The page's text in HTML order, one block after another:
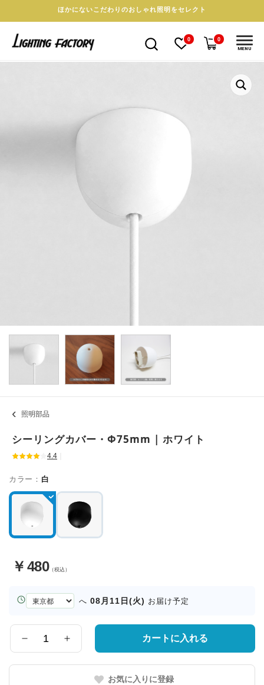
ほかにないこだわりのおしゃれ照明をセレクト
0 0
MENU
照明部品
シーリングカバー・Φ75mm | ホワイト
4.4
カラー： 白
￥ 480（税込）
お
届
へ 08月11日(火) お届け予定
量
カートに入れる
お気に入りに登録